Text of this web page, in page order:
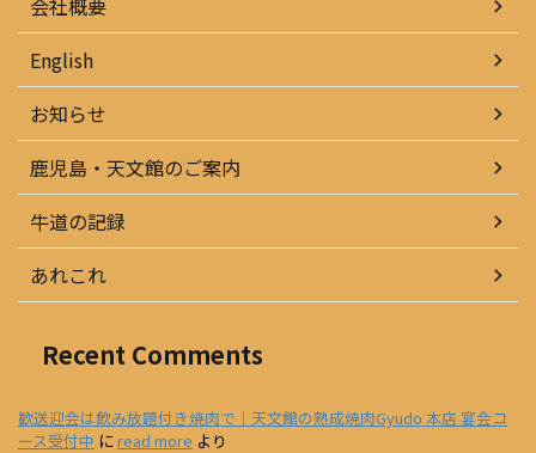
会社概要
English
お知らせ
鹿児島・天文館のご案内
牛道の記録
あれこれ
Recent Comments
歓送迎会は飲み放題付き焼肉で｜天文館の熟成焼肉Gyudo 本店 宴会コ
ース受付中 にread more より